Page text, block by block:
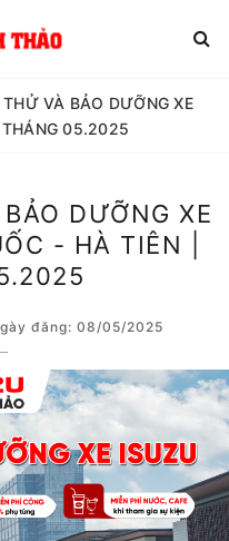
VÀ BẢO DƯỠNG XE
THÁNG 05.2025
DƯỠNG XE
- HÀ TIÊN |
đăng: 08/05/2025